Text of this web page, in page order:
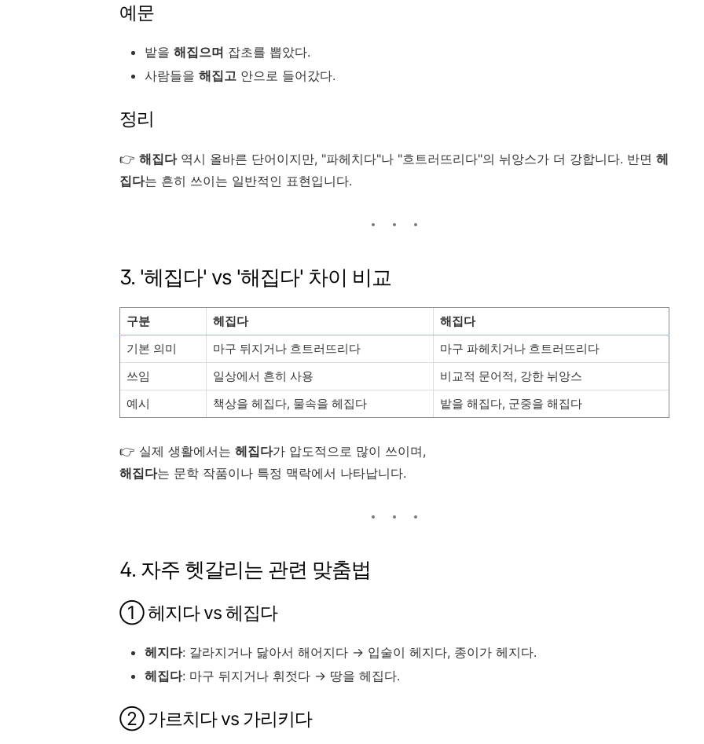
예문
밭을 해집으며 잡초를 뽑았다.
사람들을 해집고 안으로 들어갔다.
정리
👉 해집다역시 올바른 단어이지만, "파헤치다"나 "흐트러뜨리다"의 뉘앙스가 더 강합니다. 반면 헤
집다는 흔히 쓰이는 일반적인 표현입니다.
3. '헤집다' vs '해집다' 차이 비교
구분 헤집다
해집다
기본 의미
마구 뒤지거나 흐트러뜨리다
마구 파헤치거나 흐트러뜨리다
쓰임
일상에서 흔히 사용
비교적 문어적, 강한 뉘앙스
예시
책상을 헤집다, 물속을 헤집다 밭을 해집다, 군중을 해집다
👉 실제 생활에서는 헤집다가 압도적으로 많이 쓰이며,
해집다는 문학 작품이나 특정 맥락에서 나타납니다.
4. 자주 헷갈리는 관련 맞춤법
① 헤지다 vs 헤집다
헤지다: 갈라지거나 닳아서 해어지다 → 입술이 헤지다, 종이가 헤지다.
헤집다: 마구 뒤지거나 휘젓다 → 땅을 헤집다.
② 가르치다 vs 가리키다